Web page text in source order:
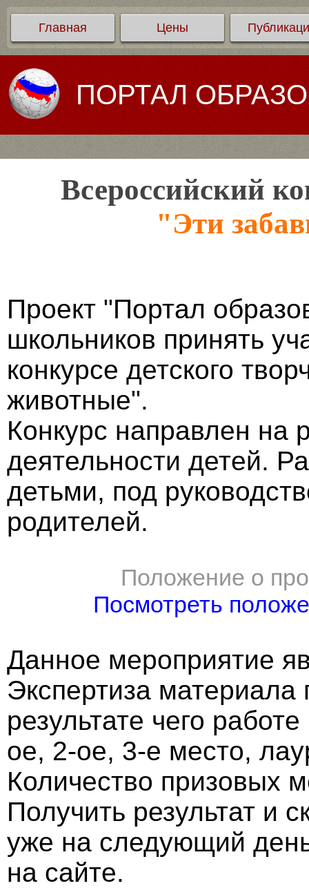
Главная Цены
ПОРТАЛ
Всероссийский
"Эти
Проект "Портал
школьников принять
конкурсе детского
животные".
Конкурс направлен на
деятельности детей.
детьми, под
родителей.
Положение о
Посмотреть
Данное мероприятие
Экспертиза
результате чего
ое, 2-ое, 3-е место,
Количество призовых
Получить результат и
уже на следующий
на сайте.